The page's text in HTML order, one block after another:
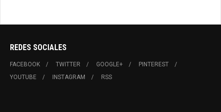
REDES SOCIALES
FACEBOOK TWITTER GOOGLE+
PINTEREST
YOUTUBE
INSTAGRAM RSS